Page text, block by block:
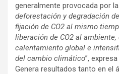
generalmente provocada por
deforestación y degradación
fijación de CO2 al mismo
liberación de CO2 al ambiente,
calentamiento global e
del cambio climático”,
Genera resultados tanto en el